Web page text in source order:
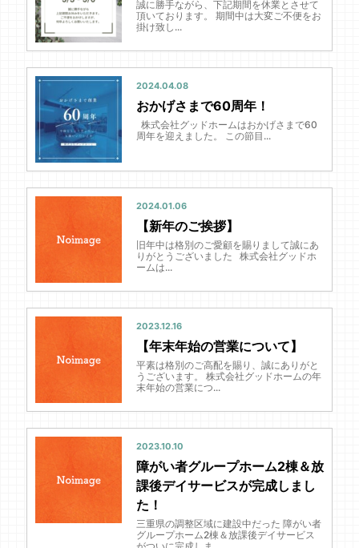
誠に勝手ながら、下記期間を休業とさせて
頂いております。 期間中は大変ご不便をお
掛け致し...
2024.04.08
おかげさまで60周年！
株式会社グッドホームはおかげさまで60
周年を迎えました。 この節目...
2024.01.06
【新年のご挨拶】
旧年中は格別のご愛顧を賜りまして誠にあ
りがとうございました 株式会社グッドホ
ームは...
2023.12.16
【年末年始の営業について】
平素は格別のご高配を賜り、誠にありがと
うございます。 株式会社グッドホームの年
末年始の営業につ...
2023.10.10
障がい者グループホーム2棟＆放
課後デイサービスが完成しまし
た！
三重県の調整区域に建設中だった 障がい者
グループホーム2棟＆放課後デイサービス